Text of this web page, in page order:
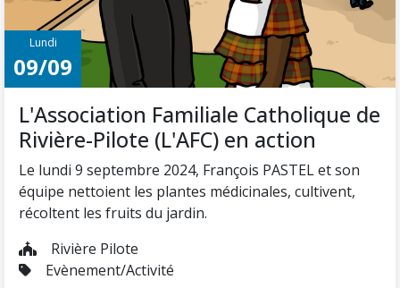
Lundi
09/09
L'Association Familiale Catholique de
Rivière-Pilote (L'AFC) en action
Le lundi 9 septembre 2024, François PASTEL et son
équipe nettoient les plantes médicinales, cultivent,
récoltent les fruits du jardin.
Rivière Pilote
Evènement/Activité